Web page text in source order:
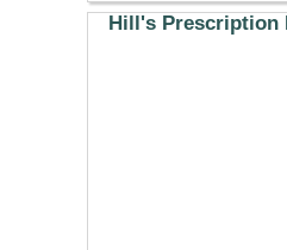
Hill's Prescription